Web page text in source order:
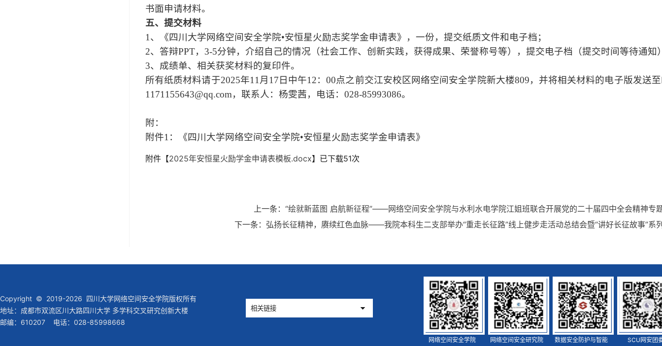
书面申请材料。
五、提交材料
1、《四川大学网络空间安全学院•安恒星火励志奖学金申请表》，一份，提交纸质文件和电子档；
2、答辩PPT，3-5分钟，介绍自己的情况（社会工作、创新实践，获得成果、荣誉称号等），提交电子档（提交时间等待通知
3、成绩单、相关获奖材料的复印件。
所有纸质材料请于2025年11月17日中午12：00点之前交江安校区网络空间安全学院新大楼809，并将相关材料的电子版发送
1171155643@qq.com，联系人：杨雯茜，电话：028-85993086。
附：
附件1：《四川大学网络空间安全学院•安恒星火励志奖学金申请表》
附件【2025年安恒星火励学金申请表模板.docx】已下载51次
上一条： “绘就新蓝图 启航新征程”——网络空间安全学院与水利水电学院江姐班联合开展党的二十届四中全会精神专
下一条： 弘扬长征精神，赓续红色血脉——我院本科生二支部举办“重走长征路”线上健步走活动总结会暨“讲好长征故事”系
Copyright © 2019-2026 四川大学网络空间安全学院版权所有
地址：成都市双流区川大路四川大学 多学科交叉研究创新大楼
邮编：610207 电话：028-85998668
网络空间安全学院 网络空间安全研究院 数据安全防护与智能 SCU网安团